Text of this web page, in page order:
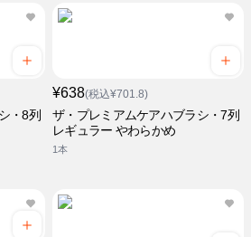
・8列
¥638(税込¥701.8)
ザ・プレミアムケアハブラシ・7列
レギュラー やわらかめ
1本